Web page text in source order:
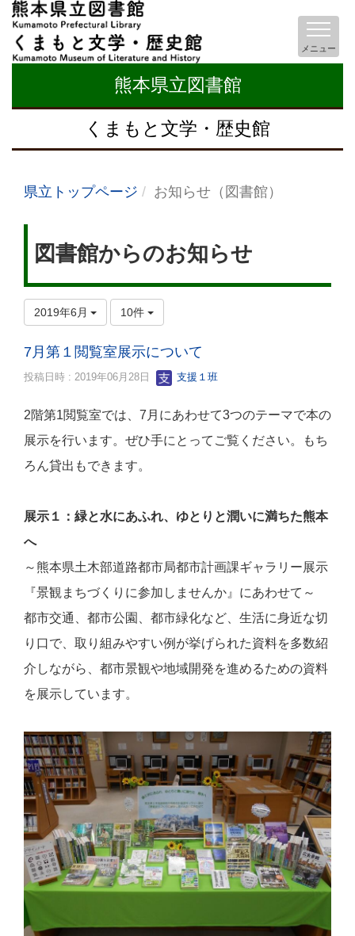
熊本県立図書館
くまもと文学・歴史館
メニュー
県立トップページ お知らせ（図書館）
図書館からのお知らせ
2019年6月 10件
7月第１閲覧室展示について
投稿日時 : 2019年06月28日 支援１班
2階第1閲覧室では、 7 月にあわせて3つのテーマで本の
展示を行います。ぜひ手にとってご覧ください。もち
ろん貸出もできます。
展示１： 緑と水にあふれ、ゆとりと潤いに満ちた熊本
へ
～熊本県土木部道路都市局都市計画課ギャラリー展示
『景観まちづくりに参加しませんか』にあわせて～
都市交通、都市公園、都市緑化など、生活に身近な切
り口で、取り組みやすい例が挙げられた資料を多数紹
介しながら、都市景観や地域開発を進めるための資料
を展示しています。